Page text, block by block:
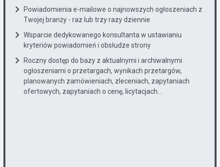
Powiadomienia e-mailowe o najnowszych ogłoszeniach z
Twojej branży - raz lub trzy razy dziennie
Wsparcie dedykowanego konsultanta w ustawianiu
kryteriów powiadomień i obsłudze strony
Roczny dostęp do bazy z aktualnymi i archiwalnymi
ogłoszeniami o przetargach, wynikach przetargów,
planowanych zamówieniach, zleceniach, zapytaniach
ofertowych, zapytaniach o cenę, licytacjach...